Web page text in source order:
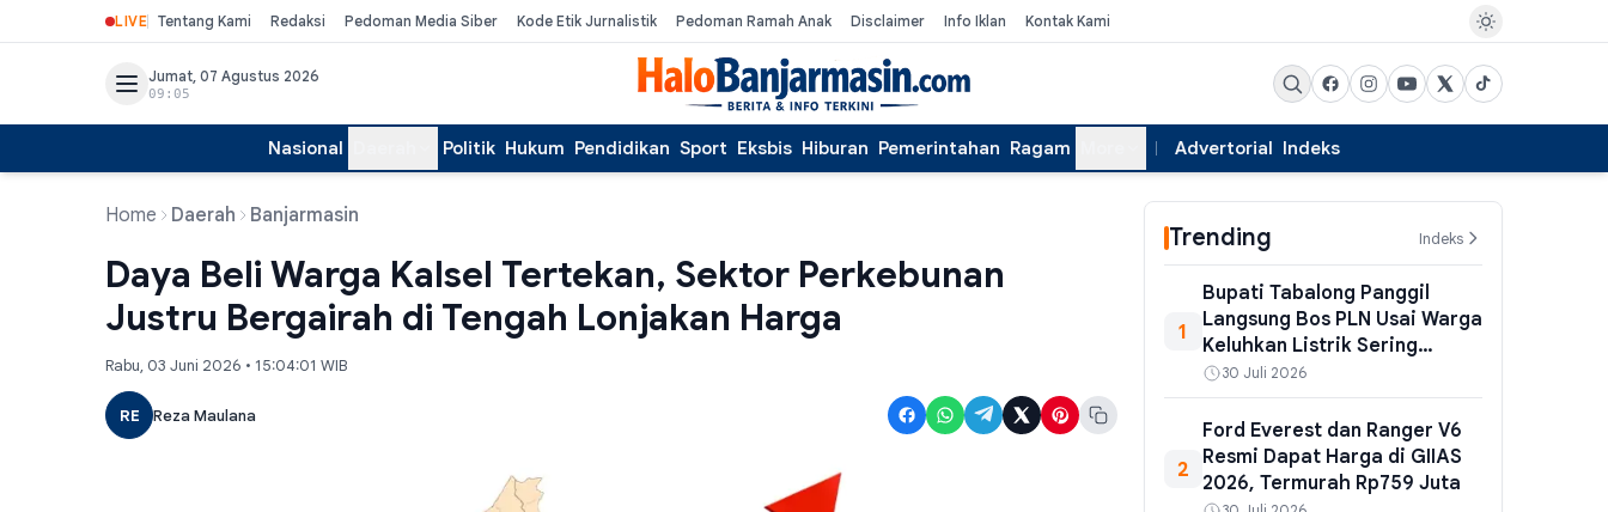
LIVE Tentang Kami Redaksi Pedoman Media Siber Kode Etik Jurnalistik Pedoman Ramah Anak Disclaimer Info Iklan Kontak Kami
Jumat, 07 Agustus 2026
09:05
Nasional Politik Hukum Pendidikan Sport Eksbis Hiburan Pemerintahan Ragam Advertorial Indeks
Home Daerah Banjarmasin
Daya Beli Warga Kalsel Tertekan, Sektor Perkebunan
Justru Bergairah di Tengah Lonjakan Harga
Rabu, 03 Juni 2026 • 15:04:01 WIB
RE Reza Maulana
Trending Indeks
1
Bupati Tabalong Panggil
Langsung Bos PLN Usai Warga
Keluhkan Listrik Sering
Padam – Begini Kronologi
Gangguan di Tiga
Pembangkit
30 Juli 2026
2
Ford Everest dan Ranger V6
Resmi Dapat Harga di GIIAS
2026, Termurah Rp759 Juta